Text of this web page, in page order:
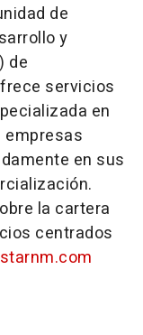
de
y
de
servicios
en
empresas
en sus
la cartera
centrados